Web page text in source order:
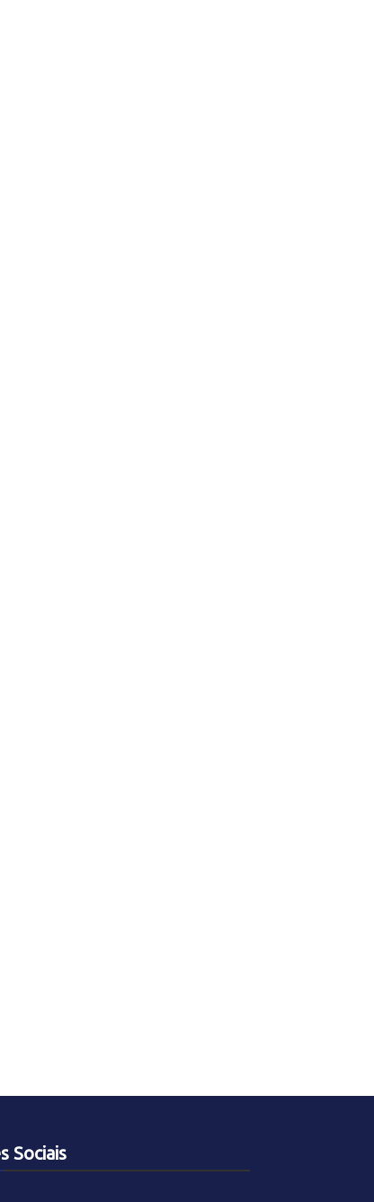
Sociais